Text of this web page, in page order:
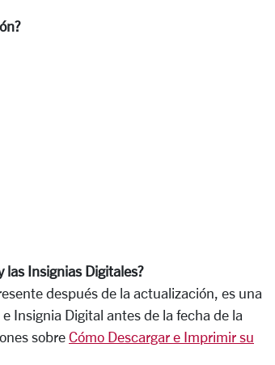
las Insignias Digitales?
después de la actualización, es una
Insignia Digital antes de la fecha de la
sobre Cómo Descargar e Imprimir su